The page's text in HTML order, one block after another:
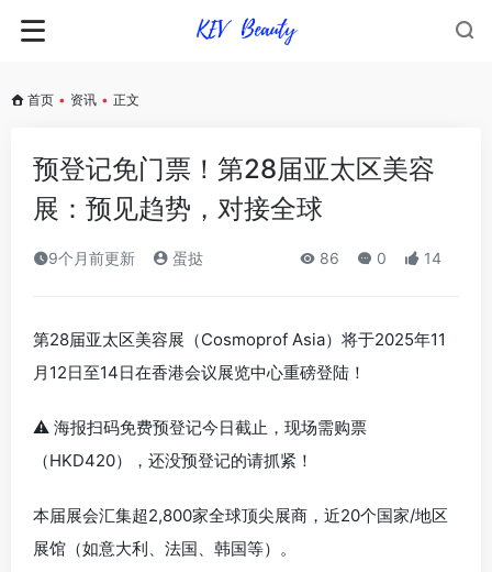
首页 • 资讯 • 正文
预登记免门票！第28届亚太区美容
展：预见趋势，对接全球
9个月前更新 蛋挞 86 0 14
第28届亚太区美容展（Cosmoprof Asia）将于2025年11
月12日至14日在香港会议展览中心重磅登陆！
⚠️ 海报扫码免费预登记今日截止，现场需购票
（HKD420），还没预登记的请抓紧！
本届展会汇集超2,800家全球顶尖展商，近20个国家/地区
展馆（如意大利、法国、韩国等）。